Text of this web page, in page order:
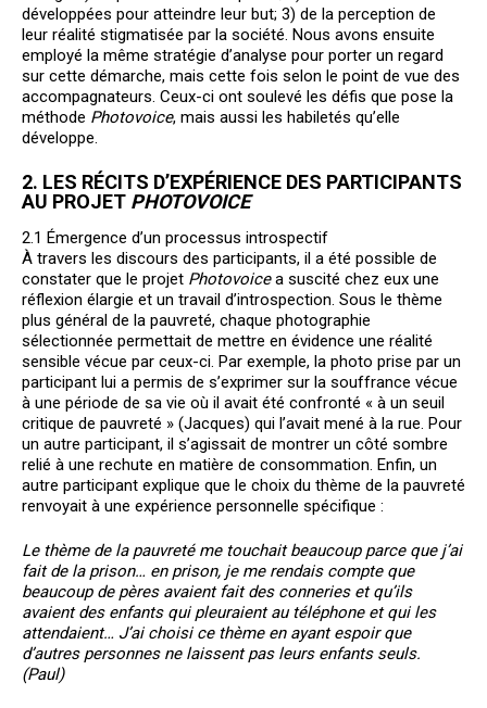
développées pour atteindre leur but; 3) de la perception de
leur réalité stigmatisée par la société. Nous avons ensuite
employé la même stratégie d’analyse pour porter un regard
sur cette démarche, mais cette fois selon le point de vue des
accompagnateurs. Ceux-ci ont soulevé les défis que pose la
méthode Photovoice, mais aussi les habiletés qu’elle
développe.
2. LES RÉCITS D’EXPÉRIENCE DES PARTICIPANTS
AU PROJET PHOTOVOICE
2.1 Émergence d’un processus introspectif
À travers les discours des participants, il a été possible de
constater que le projet Photovoicea suscité chez eux une
réflexion élargie et un travail d’introspection. Sous le thème
plus général de la pauvreté, chaque photographie
sélectionnée permettait de mettre en évidence une réalité
sensible vécue par ceux-ci. Par exemple, la photo prise par un
participant lui a permis de s’exprimer sur la souffrance vécue
à une période de sa vie où il avait été confronté « à un seuil
critique de pauvreté » (Jacques) qui l’avait mené à la rue. Pour
un autre participant, il s’agissait de montrer un côté sombre
relié à une rechute en matière de consommation. Enfin, un
autre participant explique que le choix du thème de la pauvreté
renvoyait à une expérience personnelle spécifique :
Le thème de la pauvreté me touchait beaucoup parce que j’ai
fait de la prison… en prison, je me rendais compte que
beaucoup de pères avaient fait des conneries et qu’ils
avaient des enfants qui pleuraient au téléphone et qui les
attendaient… J’ai choisi ce thème en ayant espoir que
d’autres personnes ne laissent pas leurs enfants seuls.
(Paul)